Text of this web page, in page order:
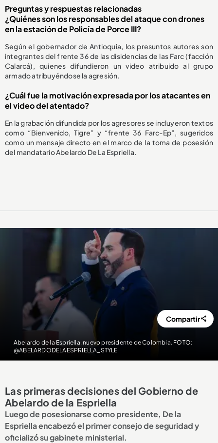
Preguntas y respuestas relacionadas
¿Quiénes son los responsables del ataque con drones
en la estación de Policía de Porce III?
Según el gobernador de Antioquia, los presuntos autores son
integrantes del frente 36 de las disidencias de las Farc (facción
Calarcá), quienes difundieron un video atribuido al grupo
armado atribuyéndose la agresión.
¿Cuál fue la motivación expresada por los atacantes en
el video del atentado?
En la grabación difundida por los agresores se incluyeron textos
como “Bienvenido, Tigre” y “frente 36 Farc-Ep”, sugeridos
como un mensaje directo en el marco de la toma de posesión
del mandatario Abelardo De La Espriella.
Abelardo de la Espriella, nuevo presidente de Colombia. FOTO:
@ABELARDODELAESPRIELLA_STYLE
Compartir
Las primeras decisiones del Gobierno de
Abelardo de la Espriella
Luego de posesionarse como presidente, De la
Espriella encabezó el primer consejo de seguridad y
oficializó su gabinete ministerial.